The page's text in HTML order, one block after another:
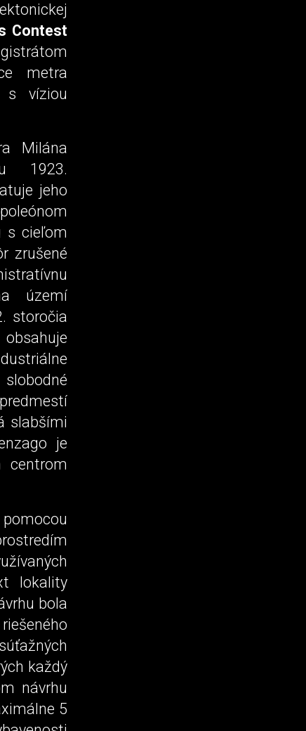
Contest
metra
s víziou
Milána
1923.
jeho
s cieľom
zrušené
území
storočia
slabšími
je
centrom
lokality
bola
každý
návrhu
5